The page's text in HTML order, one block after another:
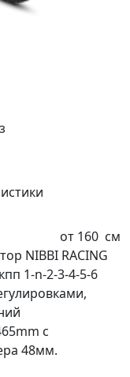
от 160 см
NIBBI RACING
1-n-2-3-4-5-6
с
48мм.